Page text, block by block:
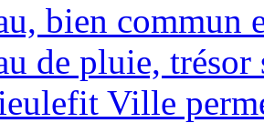
bien commun
de pluie,
Ville